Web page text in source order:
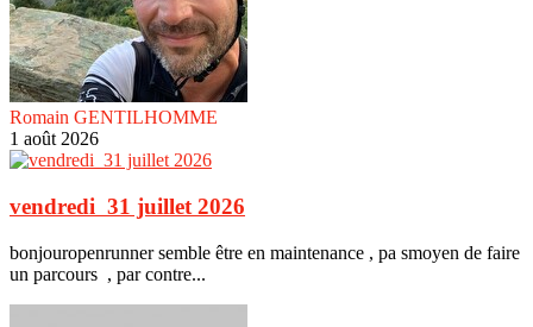
Romain GENTILHOMME
1 août 2026
vendredi 31 juillet 2026
bonjouropenrunner semble être en maintenance , pa smoyen de faire
un parcours , par contre...